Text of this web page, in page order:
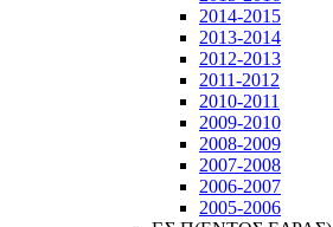
2014-2015
2013-2014
2012-2013
2011-2012
2010-2011
2009-2010
2008-2009
2007-2008
2006-2007
2005-2006